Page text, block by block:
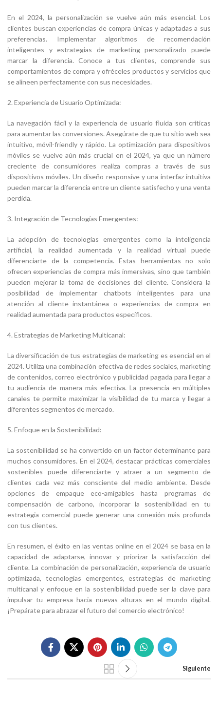
En el 2024, la personalización se vuelve aún más esencial. Los
clientes buscan experiencias de compra únicas y adaptadas a sus
preferencias. Implementar algoritmos de recomendación
inteligentes y estrategias de marketing personalizado puede
marcar la diferencia. Conoce a tus clientes, comprende sus
comportamientos de compra y ofréceles productos y servicios que
se alineen perfectamente con sus necesidades.
2. Experiencia de Usuario Optimizada:
La navegación fácil y la experiencia de usuario fluida son críticas
para aumentar las conversiones. Asegúrate de que tu sitio web sea
intuitivo, móvil-friendly y rápido. La optimización para dispositivos
móviles se vuelve aún más crucial en el 2024, ya que un número
creciente de consumidores realiza compras a través de sus
dispositivos móviles. Un diseño responsive y una interfaz intuitiva
pueden marcar la diferencia entre un cliente satisfecho y una venta
perdida.
3. Integración de Tecnologías Emergentes:
La adopción de tecnologías emergentes como la inteligencia
artificial, la realidad aumentada y la realidad virtual puede
diferenciarte de la competencia. Estas herramientas no solo
ofrecen experiencias de compra más inmersivas, sino que también
pueden mejorar la toma de decisiones del cliente. Considera la
posibilidad de implementar chatbots inteligentes para una
atención al cliente instantánea o experiencias de compra en
realidad aumentada para productos específicos.
4. Estrategias de Marketing Multicanal:
La diversificación de tus estrategias de marketing es esencial en el
2024. Utiliza una combinación efectiva de redes sociales, marketing
de contenidos, correo electrónico y publicidad pagada para llegar a
tu audiencia de manera más efectiva. La presencia en múltiples
canales te permite maximizar la visibilidad de tu marca y llegar a
diferentes segmentos de mercado.
5. Enfoque en la Sostenibilidad:
La sostenibilidad se ha convertido en un factor determinante para
muchos consumidores. En el 2024, destacar prácticas comerciales
sostenibles puede diferenciarte y atraer a un segmento de
clientes cada vez más consciente del medio ambiente. Desde
opciones de empaque eco-amigables hasta programas de
compensación de carbono, incorporar la sostenibilidad en tu
estrategia comercial puede generar una conexión más profunda
con tus clientes.
En resumen, el éxito en las ventas online en el 2024 se basa en la
capacidad de adaptarse, innovar y priorizar la satisfacción del
cliente. La combinación de personalización, experiencia de usuario
optimizada, tecnologías emergentes, estrategias de marketing
multicanal y enfoque en la sostenibilidad puede ser la clave para
impulsar tu empresa hacia nuevas alturas en el mundo digital.
¡Prepárate para abrazar el futuro del comercio electrónico!
Siguiente